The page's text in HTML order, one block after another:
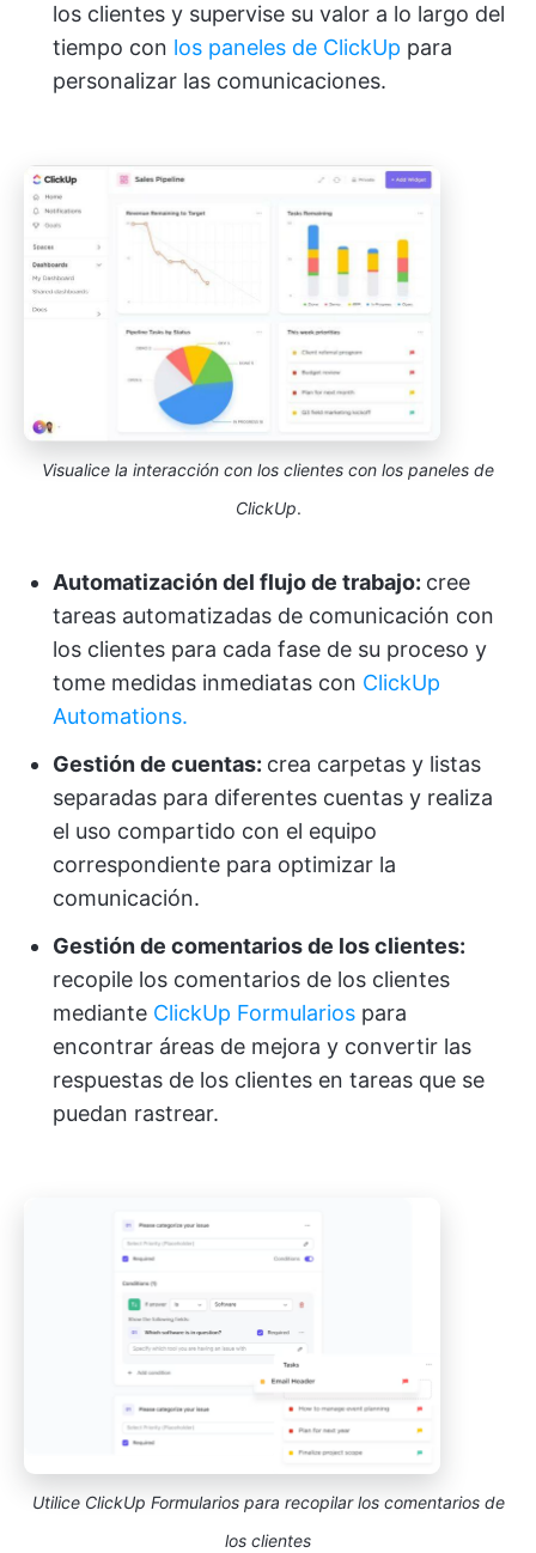
los clientes y supervise su valor a lo largo del
tiempo con los paneles de ClickUp para
personalizar las comunicaciones.
Visualice la interacción con los clientes con los paneles de
ClickUp.
Automatización del flujo de trabajo: cree
tareas automatizadas de comunicación con
los clientes para cada fase de su proceso y
tome medidas inmediatas con ClickUp
Automations.
Gestión de cuentas: crea carpetas y listas
separadas para diferentes cuentas y realiza
el uso compartido con el equipo
correspondiente para optimizar la
comunicación.
Gestión de comentarios de los clientes:
recopile los comentarios de los clientes
mediante ClickUp Formularios para
encontrar áreas de mejora y convertir las
respuestas de los clientes en tareas que se
puedan rastrear.
Utilice ClickUp Formularios para recopilar los comentarios de
los clientes